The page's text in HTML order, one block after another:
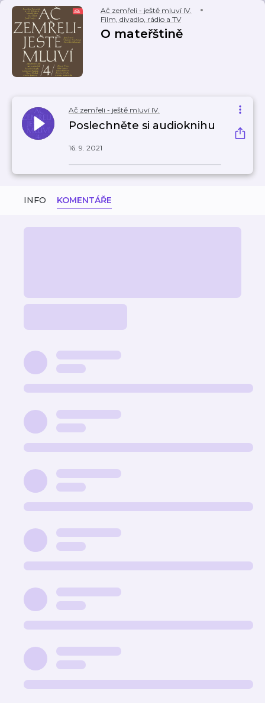
Ač zemřeli - ještě mluví IV.
Film, divadlo, rádio a TV
O mateřštině
Ač zemřeli - ještě mluví IV.
Poslechněte si audioknihu
16. 9. 2021
INFO KOMENTÁŘE